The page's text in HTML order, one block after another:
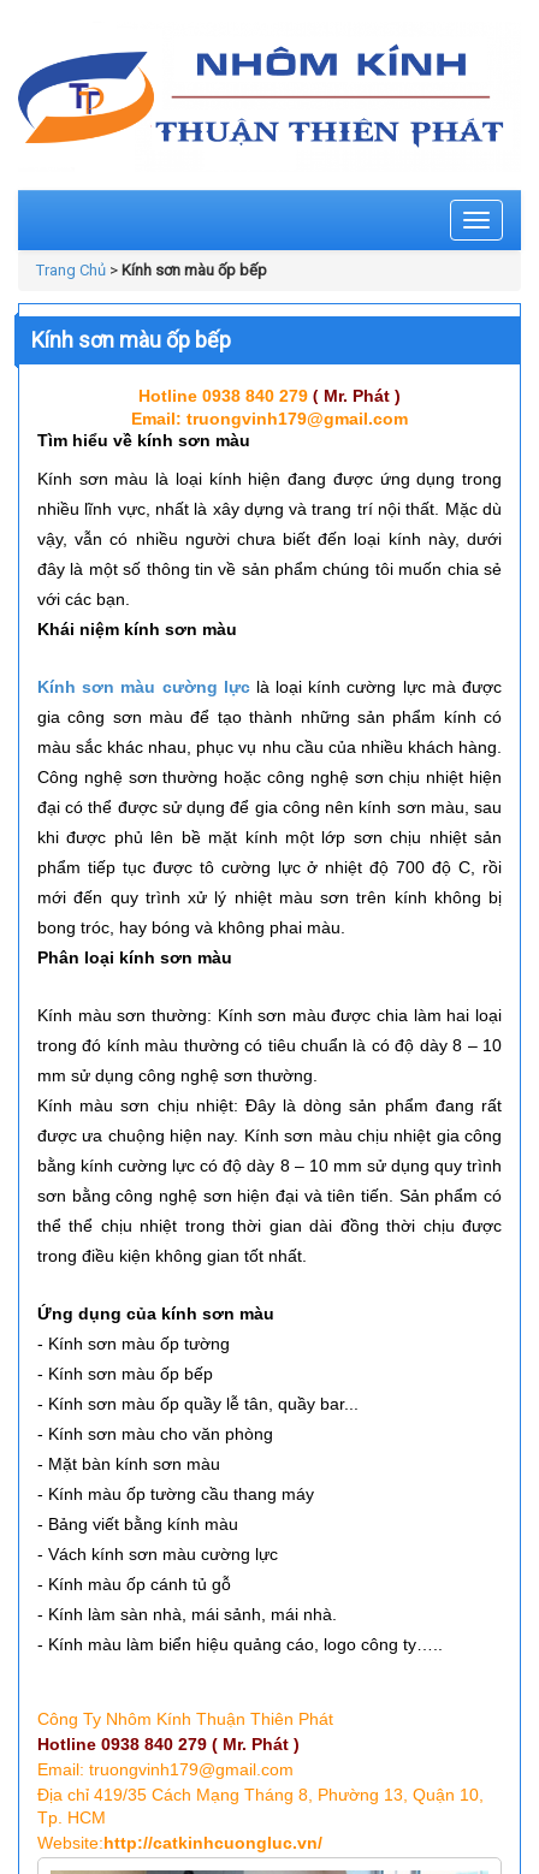
Toggle
Trang Chủ > Kính sơn màu ốp bếp
Kính sơn màu ốp bếp
Hotline 0938 840 279 ( Mr. Phát )
Email: truongvinh179@gmail.com
Tìm hiểu về kính sơn màu
Kính sơn màu là loại kính hiện đang được ứng dụng trong
nhiều lĩnh vực, nhất là xây dựng và trang trí nội thất. Mặc dù
vậy, vẫn có nhiều người chưa biết đến loại kính này, dưới
đây là một số thông tin về sản phẩm chúng tôi muốn chia sẻ
với các bạn.
Khái niệm kính sơn màu
Kính sơn màu cường lựclà loại kính cường lực mà được
gia công sơn màu để tạo thành những sản phẩm kính có
màu sắc khác nhau, phục vụ nhu cầu của nhiều khách hàng.
Công nghệ sơn thường hoặc công nghệ sơn chịu nhiệt hiện
đại có thể được sử dụng để gia công nên kính sơn màu, sau
khi được phủ lên bề mặt kính một lớp sơn chịu nhiệt sản
phẩm tiếp tục được tô cường lực ở nhiệt độ 700 độ C, rồi
mới đến quy trình xử lý nhiệt màu sơn trên kính không bị
bong tróc, hay bóng và không phai màu.
Phân loại kính sơn màu
Kính màu sơn thường: Kính sơn màu được chia làm hai loại
trong đó kính màu thường có tiêu chuẩn là có độ dày 8 – 10
mm sử dụng công nghệ sơn thường.
Kính màu sơn chịu nhiệt: Đây là dòng sản phẩm đang rất
được ưa chuộng hiện nay. Kính sơn màu chịu nhiệt gia công
bằng kính cường lực có độ dày 8 – 10 mm sử dụng quy trình
sơn bằng công nghệ sơn hiện đại và tiên tiến. Sản phẩm có
thể thể chịu nhiệt trong thời gian dài đồng thời chịu được
trong điều kiện không gian tốt nhất.
Ứng dụng của kính sơn màu
- Kính sơn màu ốp tường
- Kính sơn màu ốp bếp
- Kính sơn màu ốp quầy lễ tân, quầy bar...
- Kính sơn màu cho văn phòng
- Mặt bàn kính sơn màu
- Kính màu ốp tường cầu thang máy
- Bảng viết bằng kính màu
- Vách kính sơn màu cường lực
- Kính màu ốp cánh tủ gỗ
- Kính làm sàn nhà, mái sảnh, mái nhà.
- Kính màu làm biển hiệu quảng cáo, logo công ty…..
Công Ty Nhôm Kính Thuận Thiên Phát
Hotline 0938 840 279 ( Mr. Phát )
Email: truongvinh179@gmail.com
Địa chỉ 419/35 Cách Mạng Tháng 8, Phường 13, Quận 10,
Tp. HCM
Website:http://catkinhcuongluc.vn/